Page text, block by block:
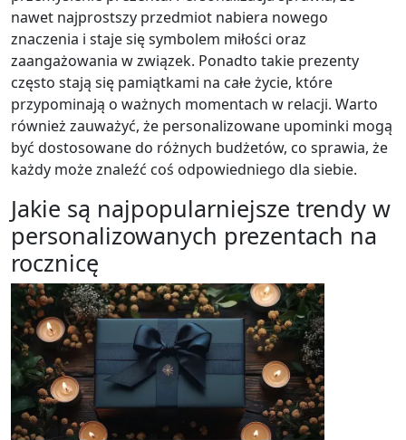
nawet najprostszy przedmiot nabiera nowego
znaczenia i staje się symbolem miłości oraz
zaangażowania w związek. Ponadto takie prezenty
często stają się pamiątkami na całe życie, które
przypominają o ważnych momentach w relacji. Warto
również zauważyć, że personalizowane upominki mogą
być dostosowane do różnych budżetów, co sprawia, że
każdy może znaleźć coś odpowiedniego dla siebie.
Jakie są najpopularniejsze trendy w
personalizowanych prezentach na
rocznicę